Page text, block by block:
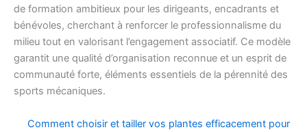
de formation ambitieux pour les dirigeants, encadrants et
bénévoles, cherchant à renforcer le professionnalisme du
milieu tout en valorisant l’engagement associatif. Ce modèle
garantit une qualité d’organisation reconnue et un esprit de
communauté forte, éléments essentiels de la pérennité des
sports mécaniques.
Comment choisir et tailler vos plantes efficacement pour